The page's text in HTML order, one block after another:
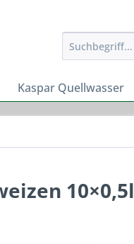
Kaspar Quellwasser
10×0,5l